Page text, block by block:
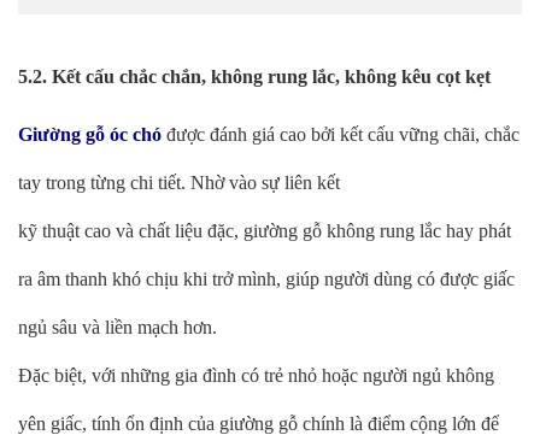
5.2. Kết cấu chắc chắn, không rung lắc, không kêu cọt kẹt
Giường gỗ óc chó được đánh giá cao bởi kết cấu vững chãi, chắc
tay trong từng chi tiết. Nhờ vào sự liên kết
kỹ thuật cao và chất liệu đặc, giường gỗ không rung lắc hay phát
ra âm thanh khó chịu khi trở mình, giúp người dùng có được giấc
ngủ sâu và liền mạch hơn.
Đặc biệt, với những gia đình có trẻ nhỏ hoặc người ngủ không
yên giấc, tính ổn định của giường gỗ chính là điểm cộng lớn để